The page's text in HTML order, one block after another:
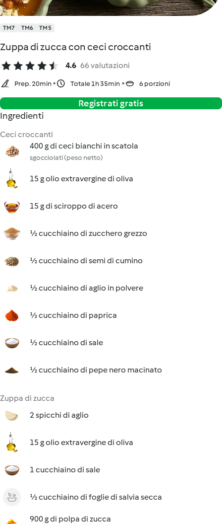
TM7 TM6 TM5
Zuppa di zucca con ceci croccanti
4.6 66 valutazioni
Prep. 20min Totale 1h 35min 6 porzioni
Registrati gratis
Ingredienti
Ceci croccanti
400 g di ceci bianchi in scatola
sgocciolati (peso netto)
15 g olio extravergine di oliva
15 g di sciroppo di acero
½ cucchiaino di zucchero grezzo
½ cucchiaino di semi di cumino
½ cucchiaino di aglio in polvere
½ cucchiaino di paprica
½ cucchiaino di sale
½ cucchiaino di pepe nero macinato
Zuppa di zucca
2 spicchi di aglio
15 g olio extravergine di oliva
1 cucchiaino di sale
½ cucchiaino di foglie di salvia secca
900 g di polpa di zucca